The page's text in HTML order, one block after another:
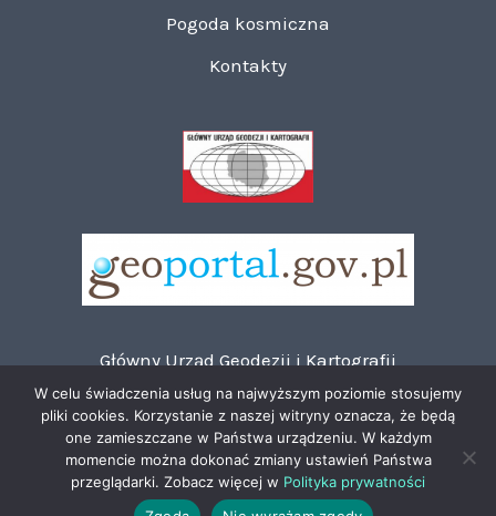
Pogoda kosmiczna
Kontakty
Główny Urząd Geodezji i Kartografii
Polityka prywatności
RODO - wypełnienie obowiązku informacyjnego
Deklaracja dostępności
Mapa strony
W celu świadczenia usług na najwyższym poziomie stosujemy
pliki cookies. Korzystanie z naszej witryny oznacza, że będą
one zamieszczane w Państwa urządzeniu. W każdym
momencie można dokonać zmiany ustawień Państwa
przeglądarki. Zobacz więcej w Polityka prywatności